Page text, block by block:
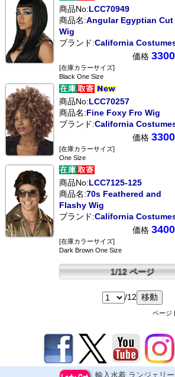
商品No:LCC70949
商品名:Angular Egyptian Cut
Wig
ブランド:California
価格 3300
[在庫カラーサイズ]
Black One Size
商品No:LCC70257
商品名:Fine Foxy Fro Wig
ブランド:California
価格 3300
[在庫カラーサイズ]
One Size
商品No:LCC7125-125
商品名:70s Feathered and
Flashy Wig
ブランド:California
価格 3400
[在庫カラーサイズ]
Dark Brown One Size
1/12 ページ
/12
ページ
輸入水着,ランジェリー